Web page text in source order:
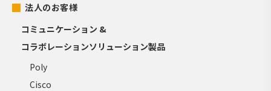
法人のお客様
コミュニケーション &
コラボレーションソリューション製品
Poly
Cisco